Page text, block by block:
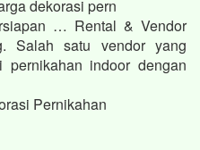
dekorasi pern
… Rental & Vendor
Salah satu vendor yang
pernikahan indoor dengan
Pernikahan